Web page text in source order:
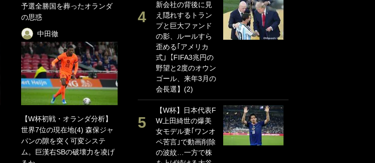
予選全勝国を葬ったオランダ
の思惑
中田徹
【W杯初戦・オランダ分析】
世界7位の現在地(4) 森保ジャ
パンの隙を突く可変システ
ム。巨漢右SBの破壊力を凌げ
新会社の背後に見
え隠れするトラン
プと巨大ファンド
の影、ルールすら
歪める｢アメリカ
式｣【FIFA3兆円の
野望と2度のオウン
ゴール、来年3月の
会長選】(2)
【W杯】日本代表F
W上田綺世の爆美
女モデル妻｢ワンオ
ペ苦言｣で動画削除
の波紋…一方で株